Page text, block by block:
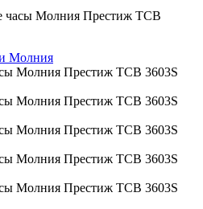
часы Молния Престиж TCB
Молния